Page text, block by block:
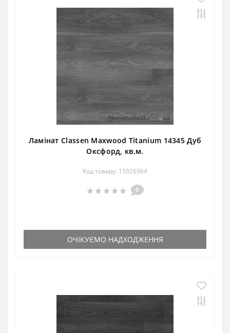
Ламінат Classen Maxwood Titanium 14345 Дуб
Оксфорд, кв.м.
Код товару: 15926964
0
ОЧІКУЄМО НАДХОДЖЕННЯ